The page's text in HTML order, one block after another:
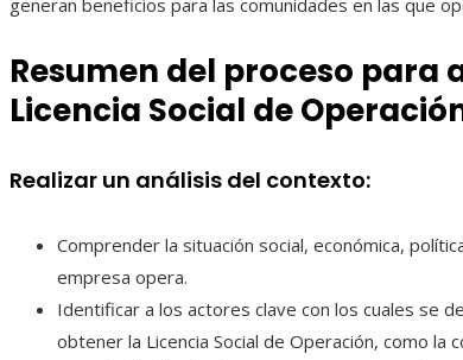
generan beneficios para las comunidades en las que
Resumen del proceso para
Licencia Social de
Realizar un análisis del contexto:
Comprender la situación social, económica,
empresa opera.
Identificar a los actores clave con los cuales se
obtener la Licencia Social de Operación, como la